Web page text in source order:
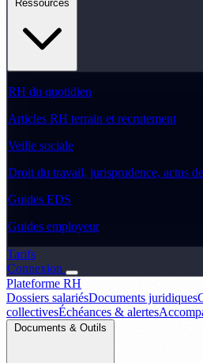
RH du quotidien
Articles RH terrain et recrutement
Veille sociale
Droit du travail, jurisprudence, actus
Guides EDS
Guides employeur
Tarifs
Connexion
Plateforme RH
Dossiers salariésDocuments juridiques
collectivesÉchéances & alertes